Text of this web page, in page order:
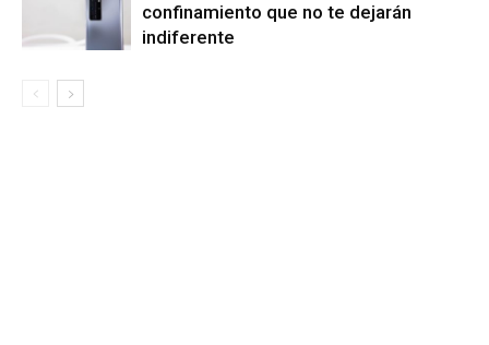
confinamiento que no te dejarán
indiferente